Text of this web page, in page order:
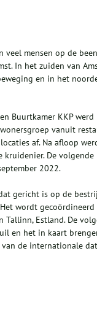
mensen op de
In het zuiden van
en in het
Buurtkamer KKP
vanuit
af. Na afloop
De
2022.
gericht is op de
wordt
Estland. De
en het in kaart
de internationale